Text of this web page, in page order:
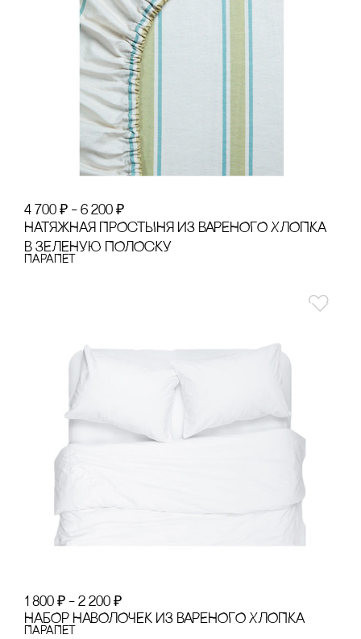
4 700 ₽ – 6 200 ₽
НАТЯЖНАЯ ПРОсТЫНЯ ИЗ ВАРЕНОГО ХЛОПКА
В ЗЕЛЕНУЮ ПОЛОсКУ
ПАРАПЕТ
1 800 ₽ – 2 200 ₽
НАБОР НАВОЛОЧЕК ИЗ ВАРЕНОГО ХЛОПКА
ПАРАПЕТ